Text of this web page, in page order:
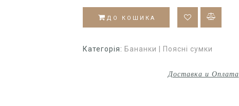
ДО КОШИКА
Категорія: Бананки | Поясні сумки
Доставка и Оплата